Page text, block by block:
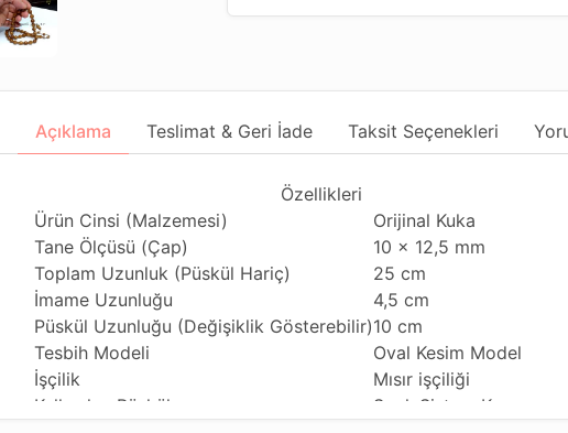
Açıklama Teslimat & Geri İade Taksit Seçenekleri
Özellikleri
Ürün Cinsi (Malzemesi)
Orijinal Kuka
Tane Ölçüsü (Çap)
10 x 12,5 mm
Toplam Uzunluk (Püskül Hariç)
25 cm
İmame Uzunluğu
4,5 cm
Püskül Uzunluğu (Değişiklik Gösterebilir)10 cm
Tesbih Modeli
Oval Kesim Model
İşçilik
Mısır işçiliği
Kullanılan Püskül
Sıralı Sistem Kamçı